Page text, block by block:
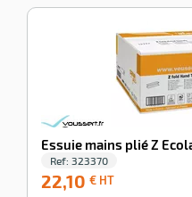
Essuie mains plié Z
Ref: 323370
22,10 € HT